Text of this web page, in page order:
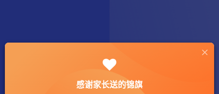
感谢家长送的锦旗